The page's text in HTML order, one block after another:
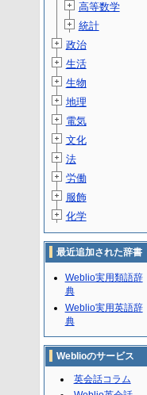
高等数学
統計
政治
生活
生物
地理
電気
文化
法
労働
服飾
化学
最近追加された辞書
Weblio実用類語辞
典
Weblio実用英語辞
典
Weblioのサービス
英会話コラム